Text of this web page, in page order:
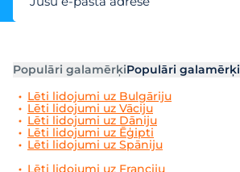
Populāri galamērķiPopulāri galamērķi
Lēti lidojumi uz Bulgāriju
Lēti lidojumi uz Vāciju
Lēti lidojumi uz Dāniju
Lēti lidojumi uz Ēģipti
Lēti lidojumi uz Spāniju
Lēti lidojumi uz Franciju